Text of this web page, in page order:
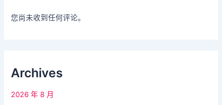
您尚未收到任何评论。
Archives
2026 年 8 月